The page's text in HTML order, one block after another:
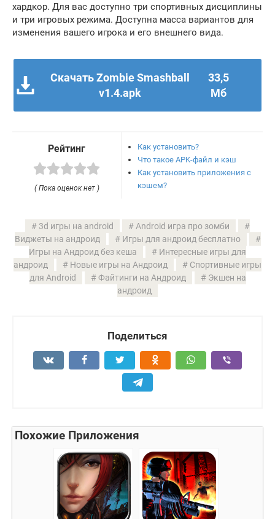
хардкор. Для вас доступно три спортивных дисциплины
и три игровых режима. Доступна масса вариантов для
изменения вашего игрока и его внешнего вида.
Скачать Zombie Smashball
v1.4.apk
33,5
Мб
Рейтинг
( Пока оценок нет )
Как установить?
Что такое APK-файл и кэш
Как установить приложения с
кэшем?
3d игры на android
Android игра про зомби
Виджеты на андроид
Игры для андроид бесплатно
Игры на Андроид без кеша
Интересные игры для
андроид
Новые игры на Андроид
Спортивные игры
для Android
Файтинги на Андроид
Экшен на
андроид
Поделиться
Похожие Приложения